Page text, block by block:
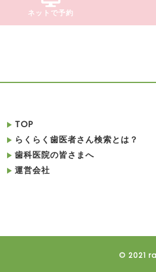
ネットで予約
TOP
らくらく歯医者さん検索とは？
歯科医院の皆さまへ
運営会社
© 2021